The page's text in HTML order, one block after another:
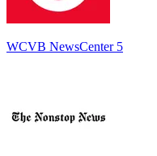
WCVB NewsCenter 5